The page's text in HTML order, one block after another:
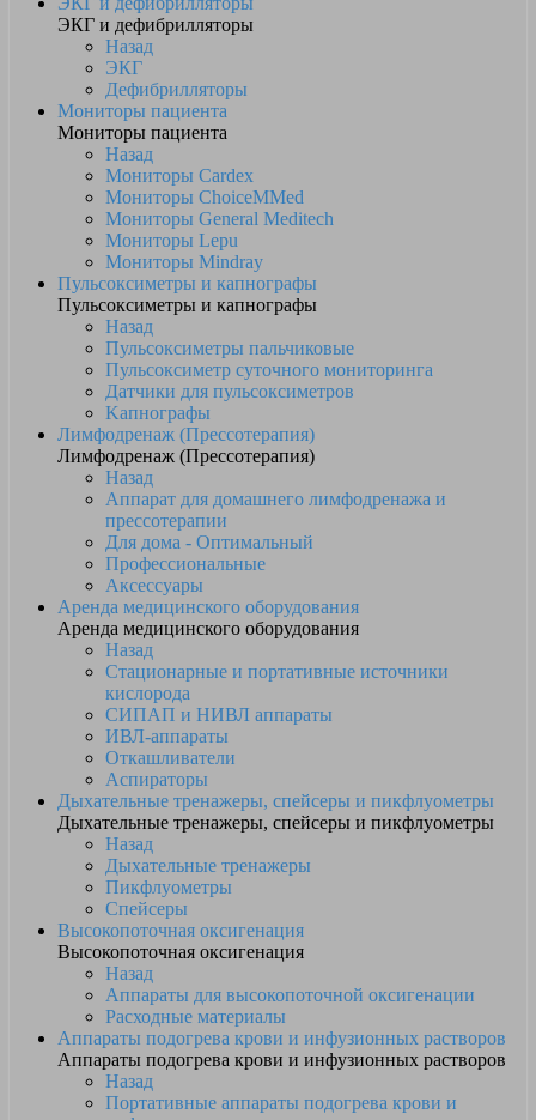
ЭКГ и дефибрилляторы
Назад
ЭКГ
Дефибрилляторы
Мониторы пациента
Мониторы пациента
Назад
Мониторы Cardex
Мониторы ChoiceMMed
Мониторы General Meditech
Мониторы Lepu
Мониторы Mindray
Пульсоксиметры и капнографы
Пульсоксиметры и капнографы
Назад
Пульсоксиметры пальчиковые
Пульсоксиметр суточного мониторинга
Датчики для пульсоксиметров
Kапнографы
Лимфодренаж (Прессотерапия)
Лимфодренаж (Прессотерапия)
Назад
Аппарат для домашнего лимфодренажа и
прессотерапии
Для дома - Оптимальный
Профессиональные
Аксессуары
Аренда медицинского оборудования
Аренда медицинского оборудования
Назад
Стационарные и портативные источники
кислорода
СИПАП и НИВЛ аппараты
ИВЛ-аппараты
Откашливатели
Аспираторы
Дыхательные тренажеры, спейсеры и пикфлуометры
Дыхательные тренажеры, спейсеры и пикфлуометры
Назад
Дыхательные тренажеры
Пикфлуометры
Спейсеры
Высокопоточная оксигенация
Высокопоточная оксигенация
Назад
Аппараты для высокопоточной оксигенации
Расходные материалы
Аппараты подогрева крови и инфузионных растворов
Аппараты подогрева крови и инфузионных растворов
Назад
Портативные аппараты подогрева крови и